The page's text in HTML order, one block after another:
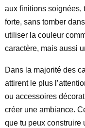
aux finitions soignées,
forte, sans tomber
utiliser la couleur
caractère, mais aussi
Dans la majorité des
attirent le plus
ou accessoires
créer une ambiance.
que tu peux construire